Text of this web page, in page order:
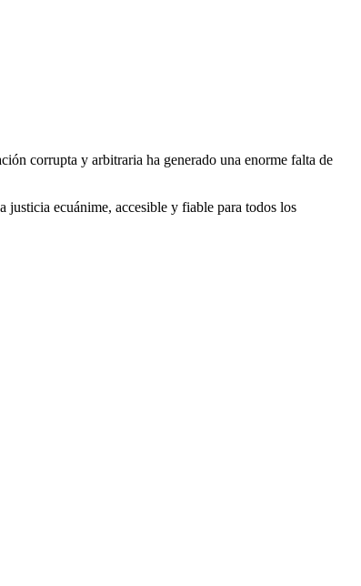
corrupta y arbitraria ha generado una enorme falta de
justicia ecuánime, accesible y fiable para todos los